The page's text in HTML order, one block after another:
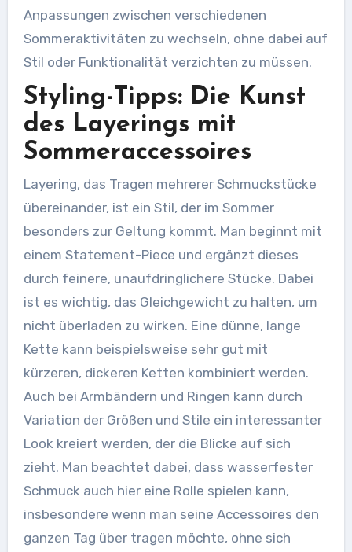
Anpassungen zwischen verschiedenen
Sommeraktivitäten zu wechseln, ohne dabei auf
Stil oder Funktionalität verzichten zu müssen.
Styling-Tipps: Die Kunst
des Layerings mit
Sommeraccessoires
Layering, das Tragen mehrerer Schmuckstücke
übereinander, ist ein Stil, der im Sommer
besonders zur Geltung kommt. Man beginnt mit
einem Statement-Piece und ergänzt dieses
durch feinere, unaufdringlichere Stücke. Dabei
ist es wichtig, das Gleichgewicht zu halten, um
nicht überladen zu wirken. Eine dünne, lange
Kette kann beispielsweise sehr gut mit
kürzeren, dickeren Ketten kombiniert werden.
Auch bei Armbändern und Ringen kann durch
Variation der Größen und Stile ein interessanter
Look kreiert werden, der die Blicke auf sich
zieht. Man beachtet dabei, dass wasserfester
Schmuck auch hier eine Rolle spielen kann,
insbesondere wenn man seine Accessoires den
ganzen Tag über tragen möchte, ohne sich